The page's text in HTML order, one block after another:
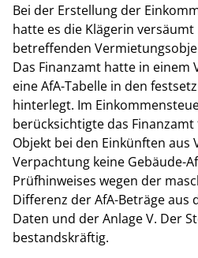
Bei der Erstellung der
hatte es die Klägerin versäumt
betreffenden
Das Finanzamt hatte in einem
eine AfA-Tabelle in den
hinterlegt. Im
berücksichtigte das
Objekt bei den Einkünften aus
Verpachtung keine Gebäude-
Prüfhinweises wegen der
Differenz der AfA-Beträge aus
Daten und der Anlage V. Der
bestandskräftig.